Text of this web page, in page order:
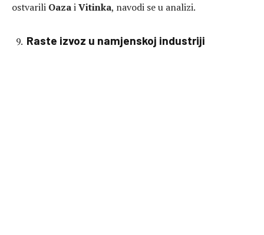
ostvarili OazaiVitinka, navodi se u analizi.
Raste izvoz u namjenskoj industriji